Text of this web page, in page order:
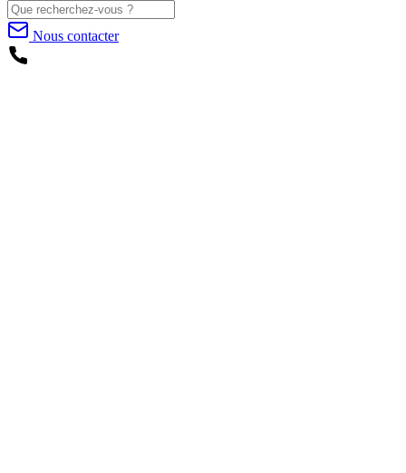
Nous contacter